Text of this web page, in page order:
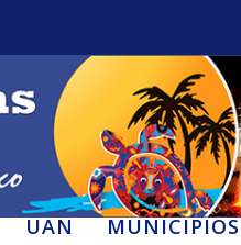
UAN MUNICIPIOS